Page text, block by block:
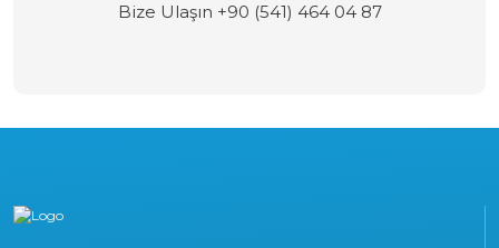
Bize Ulaşın +90 (541) 464 04 87